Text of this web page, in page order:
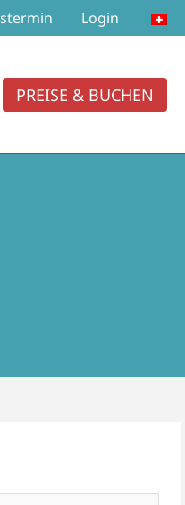
Login
PREISE & BUCHEN